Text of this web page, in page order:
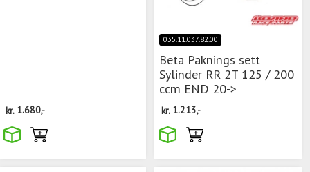
kr. 1.680,-
035.11.037.82.00
Beta Paknings sett
Sylinder RR 2T 125 / 200
ccm END 20->
kr. 1.213,-